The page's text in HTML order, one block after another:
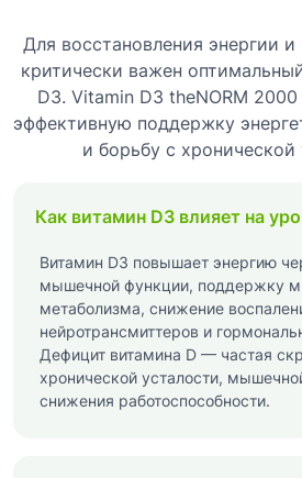
Для восстановления энергии
критически важен
D3. Vitamin D3 theNORM
эффективную поддержку
и борьбу с хронической
Как витамин D3 влияет на
Витамин D3 повышает энергию
мышечной функции, поддержку
метаболизма, снижение
нейротрансмиттеров и
Дефицит витамина D — частая
хронической усталости,
снижения работоспособности.